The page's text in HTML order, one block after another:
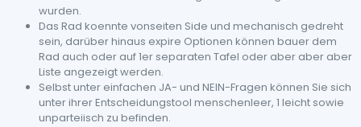
wurden.
Das Rad koennte vonseiten Side und mechanisch gedreht
sein, darüber hinaus expire Optionen können bauer dem
Rad auch oder auf 1er separaten Tafel oder aber aber aber
Liste angezeigt werden.
Selbst unter einfachen JA- und NEIN-Fragen können Sie sich
unter ihrer Entscheidungstool menschenleer, 1 leicht sowie
unparteiisch zu befinden.